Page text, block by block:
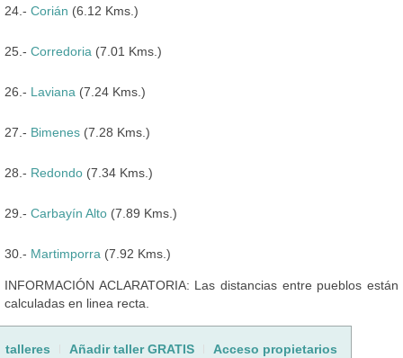
24.- Corián (6.12 Kms.)
25.- Corredoria (7.01 Kms.)
26.- Laviana (7.24 Kms.)
27.- Bimenes (7.28 Kms.)
28.- Redondo (7.34 Kms.)
29.- Carbayín Alto (7.89 Kms.)
30.- Martimporra (7.92 Kms.)
INFORMACIÓN ACLARATORIA: Las distancias entre pueblos están
calculadas en linea recta.
talleres Añadir taller GRATIS Acceso propietarios